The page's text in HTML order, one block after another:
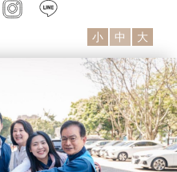
instagram
小 中 大